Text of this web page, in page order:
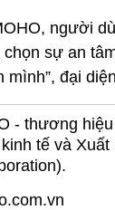
người
chọn sự an
mình”, đại
- thương
tế và